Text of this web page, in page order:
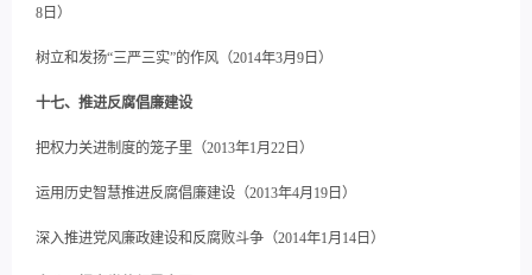
8日）
树立和发扬“三严三实”的作风（2014年3月9日）
十七、推进反腐倡廉建设
把权力关进制度的笼子里（2013年1月22日）
运用历史智慧推进反腐倡廉建设（2013年4月19日）
深入推进党风廉政建设和反腐败斗争（2014年1月14日）